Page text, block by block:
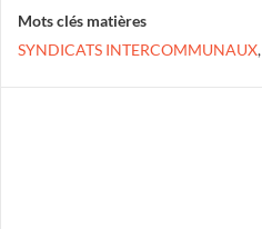
Mots clés matières
SYNDICATS INTERCOMMUNAUX,